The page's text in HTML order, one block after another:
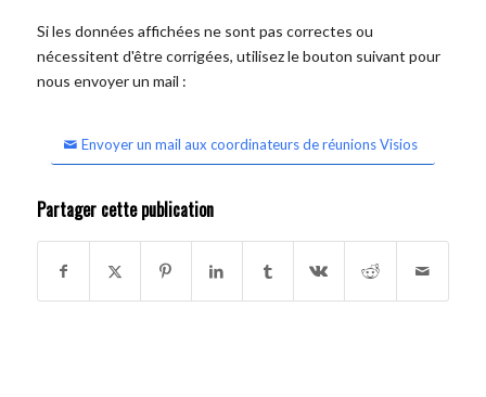
Si les données affichées ne sont pas correctes ou
nécessitent d'être corrigées, utilisez le bouton suivant pour
nous envoyer un mail :
Envoyer un mail aux coordinateurs de réunions Visios
Partager cette publication